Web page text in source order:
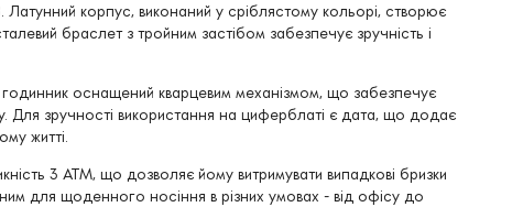
Латунний корпус, виконаний у сріблястому кольорі, створює
браслет з тройним застібом забезпечує зручність і
оснащений кварцевим механізмом, що забезпечує
Для зручності використання на циферблаті є дата, що додає
житті.
3 АТМ, що дозволяє йому витримувати випадкові бризки
для щоденного носіння в різних умовах - від офісу до